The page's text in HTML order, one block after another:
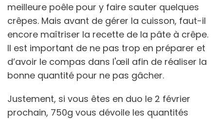
meilleure poêle pour y faire sauter quelques
crêpes. Mais avant de gérer la cuisson, faut-il
encore maîtriser la recette de la pâte à crêpe.
Il est important de ne pas trop en préparer et
d’avoir le compas dans l'œil afin de réaliser la
bonne quantité pour ne pas gâcher.
Justement, si vous êtes en duo le 2 février
prochain, 750g vous dévoile les quantités